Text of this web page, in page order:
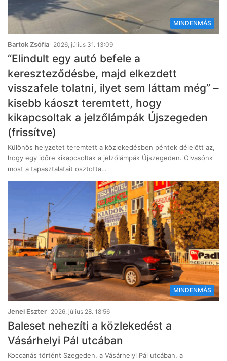
MINDENMÁS
Bartok Zsófia 2026, július 31. 13:09
“Elindult egy autó befele a
kereszteződésbe, majd elkezdett
visszafele tolatni, ilyet sem láttam még” –
kisebb káoszt teremtett, hogy
kikapcsoltak a jelzőlámpák Újszegeden
(frissítve)
Különös helyzetet teremtett a közlekedésben péntek délelőtt az,
hogy egy időre kikapcsoltak a jelzőlámpák Újszegeden. Olvasónk
most a tapasztalatait osztotta…
MINDENMÁS
Jenei Eszter 2026, július 28. 18:56
Baleset nehezíti a közlekedést a
Vásárhelyi Pál utcában
Koccanás történt Szegeden, a Vásárhelyi Pál utcában, a